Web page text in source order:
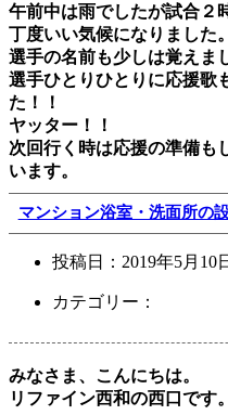
午前中は雨でしたが試合２
丁度いい気候になりました。
選手の名前も少しは覚えま
選手ひとりひとりに応援歌
た！！
ヤッター！！
次回行く時は応援の準備も
います。
マンション浴室・洗面所の
投稿日： 2019年5月10
カテゴリー：
みなさま、こんにちは。
リファイン西和の西口です。